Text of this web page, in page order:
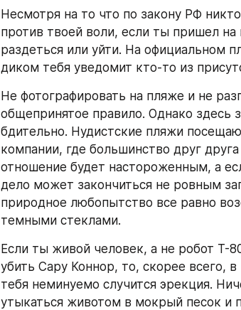
Несмотря на то что по закону РФ
против твоей воли, если ты пришел
раздеться или уйти. На официальном
диком тебя уведомит кто-то из
Не фотографировать на пляже и не
общепринятое правило. Однако здесь
бдительно. Нудистские пляжи
компании, где большинство друг
отношение будет настороженным, а
дело может закончиться не ровным
природное любопытство все равно
темными стеклами.
Если ты живой человек, а не робот Т-
убить Сару Коннор, то, скорее всего,
тебя неминуемо случится эрекция.
утыкаться животом в мокрый песок и